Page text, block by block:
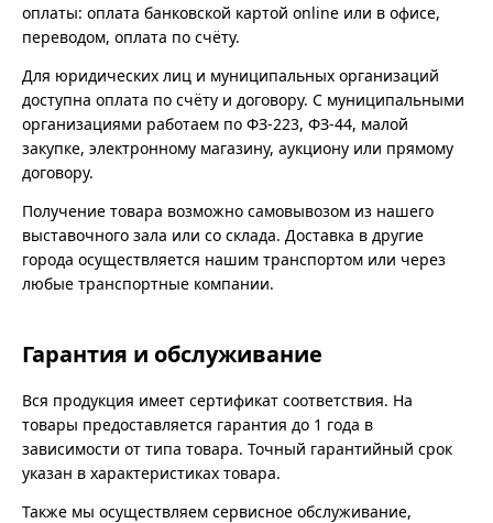
оплаты: оплата банковской картой online или в офисе,
переводом, оплата по счёту.
Для юридических лиц и муниципальных организаций
доступна оплата по счёту и договору. С муниципальными
организациями работаем по ФЗ-223, ФЗ-44, малой
закупке, электронному магазину, аукциону или прямому
договору.
Получение товара возможно самовывозом из нашего
выставочного зала или со склада. Доставка в другие
города осуществляется нашим транспортом или через
любые транспортные компании.
Гарантия и обслуживание
Вся продукция имеет сертификат соответствия. На
товары предоставляется гарантия до 1 года в
зависимости от типа товара. Точный гарантийный срок
указан в характеристиках товара.
Также мы осуществляем сервисное обслуживание,